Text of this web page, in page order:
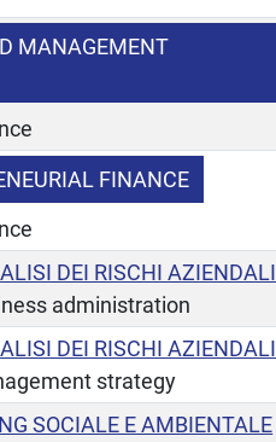
MANAGEMENT
FINANCE
DEI RISCHI AZIENDALI
administration
DEI RISCHI AZIENDALI
strategy
SOCIALE E AMBIENTALE